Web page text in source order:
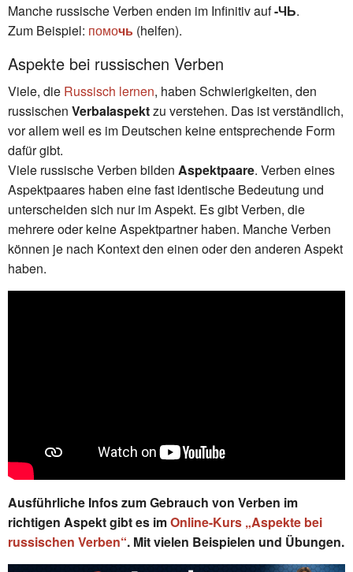
Manche russische Verben enden im Infinitiv auf-ЧЬ.
Zum Beispiel: помочь (helfen).
Aspekte bei russischen Verben
Viele, die Russisch lernen, haben Schwierigkeiten, den
russischen Verbalaspektzu verstehen. Das ist verständlich,
vor allem weil es im Deutschen keine entsprechende Form
dafür gibt.
Viele russische Verben bilden Aspektpaare. Verben eines
Aspektpaares haben eine fast identische Bedeutung und
unterscheiden sich nur im Aspekt. Es gibt Verben, die
mehrere oder keine Aspektpartner haben. Manche Verben
können je nach Kontext den einen oder den anderen Aspekt
haben.
Ausführliche Infos zum Gebrauch von Verben im
richtigen Aspekt gibt es imOnline-Kurs „Aspekte bei
russischen Verben“. Mit vielen Beispielen und Übungen.